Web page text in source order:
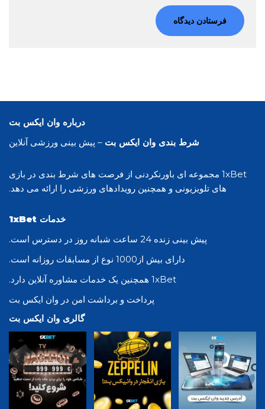
درباره وان ایکس بت
شرط بندی وان ایکس بت – پیش بینی ورزشی آنلاین
1xBet مجموعه ای باورنکردنی از فرصت های شرط بندی در بازی
های تلویزیونی و همچنین رویدادهای ورزشی را ارائه می دهد.
خدمات 1xBet
پیش بینی زنده 24 ساعت شبانه روز در دسترس است.
دارای بیش از1000 نوع از مسابقات روزانه است.
1xBet همچنین یک خدمات مشاوره آنلاین دارد.
پرداخت و برداشت امن در وان ایکس بت
گالری وان ایکس بت